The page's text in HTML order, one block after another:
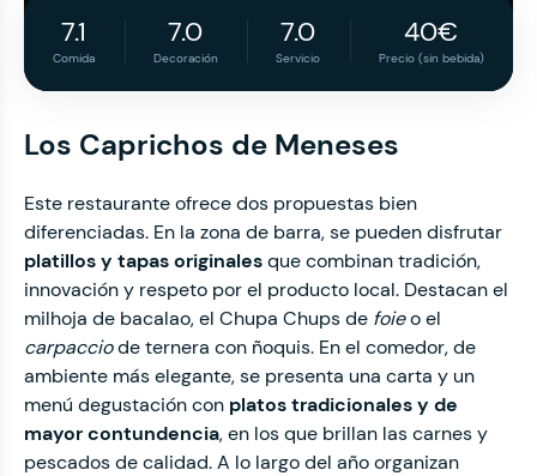
7.1
Comida
7.0
Decoración
7.0
Servicio
40€
Precio (sin bebida)
Los Caprichos de Meneses
Este restaurante ofrece dos propuestas bien
diferenciadas. En la zona de barra, se pueden disfrutar
platillos y tapas originalesque combinan tradición,
innovación y respeto por el producto local. Destacan el
milhoja de bacalao, el Chupa Chups de foieo el
carpacciode ternera con ñoquis. En el comedor, de
ambiente más elegante, se presenta una carta y un
menú degustación con platos tradicionales y de
mayor contundencia, en los que brillan las carnes y
pescados de calidad. A lo largo del año organizan